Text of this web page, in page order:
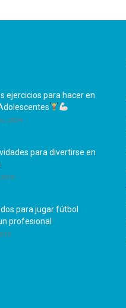
ejercicios para hacer en
2024
para divertirse en
para jugar fútbol
profesional